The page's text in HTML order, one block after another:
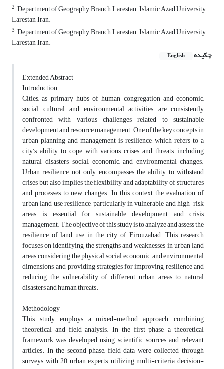
2, Department of Geography, Branch, Larestan. Islamic Azad University,
Larestan, Iran.
3, Department of Geography, Branch, Larestan. Islamic Azad University,
Larestan, Iran.
چکیده
English
Extended Abstract
Introduction
Cities, as primary hubs of human congregation and economic,
social, cultural, and environmental activities, are consistently
confronted with various challenges related to sustainable
development and resource management. One of the key concepts in
urban planning and management is resilience, which refers to a
city’s ability to cope with various crises and threats, including
natural disasters, social, economic, and environmental changes.
Urban resilience not only encompasses the ability to withstand
crises but also implies the flexibility and adaptability of structures
and processes to new changes. In this context, the evaluation of
urban land use resilience, particularly in vulnerable and high-risk
areas, is essential for sustainable development and crisis
management. The objective of this study is to analyze and assess the
resilience of land use in the city of Firouzabad. This research
focuses on identifying the strengths and weaknesses in urban land
areas, considering the physical, social, economic, and environmental
dimensions, and providing strategies for improving resilience and
reducing the vulnerability of different urban areas to natural
disasters and human threats.
Methodology
This study employs a mixed-method approach, combining
theoretical and field analysis. In the first phase, a theoretical
framework was developed using scientific sources and relevant
articles. In the second phase, field data were collected through
surveys with 20 urban experts, utilizing multi-criteria decision-